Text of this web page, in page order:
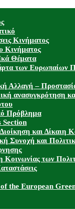
Κινήματος
Κινήματος
Θέματα
των Ευρωπαίων
Αλλαγή –
ανασυγκρότηση
Πρόβλημα
Section
και Δίκαιη
Συνοχή και
Κοινωνίας των
the European